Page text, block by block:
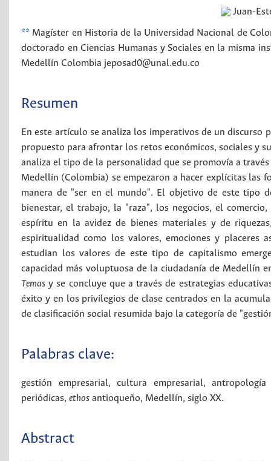
Juan-
** Magíster en Historia de la Universidad Nacional de
doctorado en Ciencias Humanas y Sociales en la misma
Medellín Colombia jeposad0@unal.edu.co
Resumen
En este artículo se analiza los imperativos de un
propuesto para afrontar los retos económicos, sociales y
analiza el tipo de la personalidad que se promovía a
Medellín (Colombia) se empezaron a hacer explícitas las
manera de "ser en el mundo". El objetivo de este tipo
bienestar, el trabajo, la "raza", los negocios, el
espíritu en la avidez de bienes materiales y de
espiritualidad como los valores, emociones y placeres
estudian los valores de este tipo de capitalismo
capacidad más voluptuosa de la ciudadanía de Medellín
Temas y se concluye que a través de estrategias
éxito y en los privilegios de clase centrados en la
de clasificación social resumida bajo la categoría de
Palabras clave:
gestión empresarial,cultura empresarial,antropología
periódicas, ethos antioqueño, Medellín, siglo XX.
Abstract